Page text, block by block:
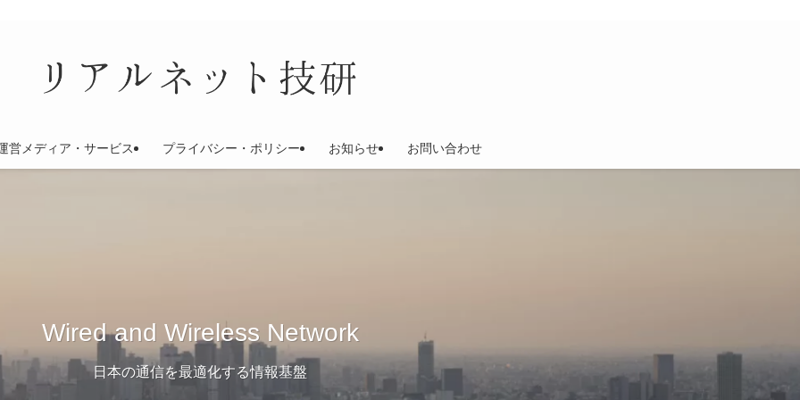
営メディア・サービス プライバシー・ポリシー お知らせ お問い合わせ
Wired and Wireless Network
日本の通信を最適化する情報基盤